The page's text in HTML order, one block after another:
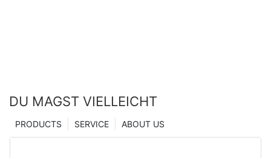
DU MAGST VIELLEICHT
ABOUT US
SERVICE
PRODUCTS